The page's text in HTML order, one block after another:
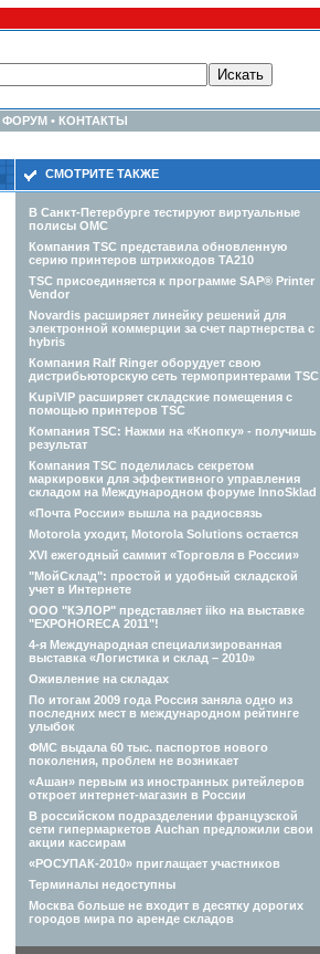
ФОРУМ • КОНТАКТЫ
СМОТРИТЕ ТАКЖЕ
В Санкт-Петербурге тестируют виртуальные
полисы ОМС
Компания TSC представила обновленную
серию принтеров штрихкодов TA210
TSC присоединяется к программе SAP® Printer
Vendor
Novardis расширяет линейку решений для
электронной коммерции за счет партнерства с
hybris
Компания Ralf Ringer оборудует свою
дистрибьюторскую сеть термопринтерами TSC
KupiVIP расширяет складские помещения с
помощью принтеров TSC
Компания TSC: Нажми на «Кнопку» - получишь
результат
Компания TSC поделилась секретом
маркировки для эффективного управления
складом на Международном форуме InnoSklad
«Почта России» вышла на радиосвязь
Motorola уходит, Motorola Solutions остается
XVI ежегодный саммит «Торговля в России»
"МойСклад": простой и удобный складской
учет в Интернете
ООО "КЭЛОР" представляет iiko на выставке
"EXPOHORECA 2011"!
4-я Международная специализированная
выставка «Логистика и склад – 2010»
Оживление на складах
По итогам 2009 года Россия заняла одно из
последних мест в международном рейтинге
улыбок
ФМС выдала 60 тыс. паспортов нового
поколения, проблем не возникает
«Ашан» первым из иностранных ритейлеров
откроет интернет-магазин в России
В российском подразделении французской
сети гипермаркетов Auchan предложили свои
акции кассирам
«РОСУПАК-2010» приглащает участников
Терминалы недоступны
Москва больше не входит в десятку дорогих
городов мира по аренде складов